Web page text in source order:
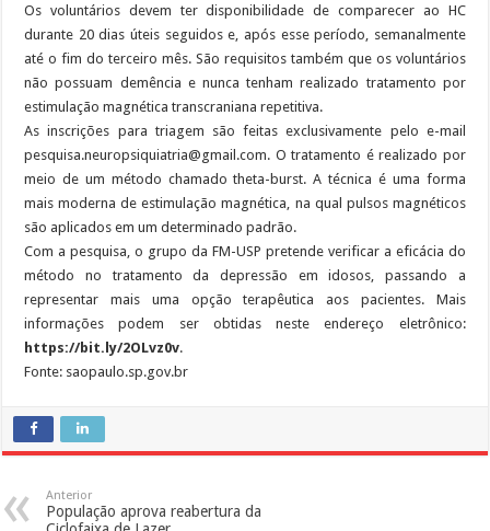
Os voluntários devem ter disponibilidade de comparecer ao HC
durante 20 dias úteis seguidos e, após esse período, semanalmente
até o fim do terceiro mês. São requisitos também que os voluntários
não possuam demência e nunca tenham realizado tratamento por
estimulação magnética transcraniana repetitiva.
As inscrições para triagem são feitas exclusivamente pelo e-mail
pesquisa.neuropsiquiatria@gmail.com. O tratamento é realizado por
meio de um método chamado theta-burst. A técnica é uma forma
mais moderna de estimulação magnética, na qual pulsos magnéticos
são aplicados em um determinado padrão.
Com a pesquisa, o grupo da FM-USP pretende verificar a eficácia do
método no tratamento da depressão em idosos, passando a
representar mais uma opção terapêutica aos pacientes. Mais
informações podem ser obtidas neste endereço eletrônico:
https://bit.ly/2OLvz0v.
Fonte: saopaulo.sp.gov.br
Anterior
População aprova reabertura da